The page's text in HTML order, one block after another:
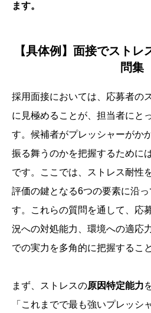
ます。
【具体例】面接でスト
問集
採用面接においては、応募者の
に見極めることが、担当者にと
す。候補者がプレッシャーがか
振る舞うのかを把握するために
です。ここでは、ストレス耐性
評価の鍵となる6つの要素に沿
す。これらの質問を通して、応
況への対処能力、環境への適応
での実力を多角的に把握するこ
まず、ストレスの原因特定能力
「これまでで最も強いプレッシ